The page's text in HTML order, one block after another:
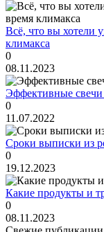
Всё, что вы хотели
климакса
0
08.11.2023
Эффективные свечи
0
11.07.2022
Сроки выписки из
0
19.12.2023
Какие продукты и
0
08.11.2023